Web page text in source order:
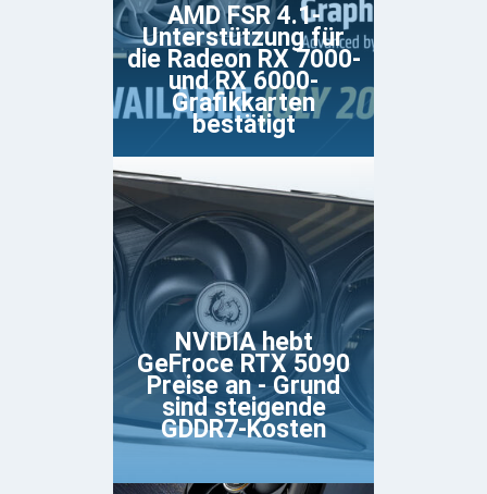
AMD FSR 4.1-
Unterstützung für
die Radeon RX 7000-
und RX 6000-
Grafikkarten
bestätigt
NVIDIA hebt
GeFroce RTX 5090
Preise an - Grund
sind steigende
GDDR7-Kosten